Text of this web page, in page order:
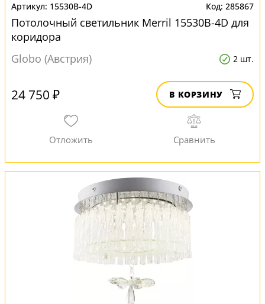
15530B-4D 285867
Потолочный светильник Merril 15530B-4D для
коридора
Globo (Австрия)
2 шт.
24 750 ₽ В КОРЗИНУ